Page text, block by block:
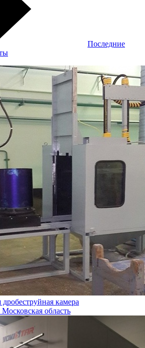
Последние
камера
область